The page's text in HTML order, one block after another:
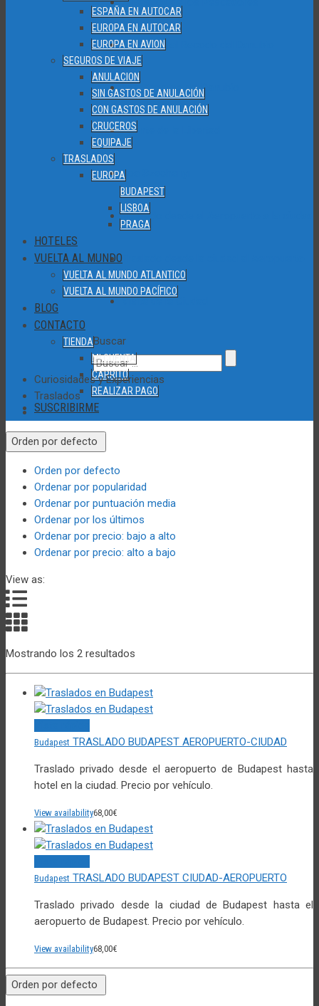
ESPAÑA EN AUTOCAR
EUROPA EN AUTOCAR
EUROPA EN AVION
SEGUROS DE VIAJE
ANULACION
SIN GASTOS DE ANULACIÓN
CON GASTOS DE ANULACIÓN
CRUCEROS
EQUIPAJE
TRASLADOS
EUROPA
BUDAPEST
LISBOA
PRAGA
HOTELES
VUELTA AL MUNDO
VUELTA AL MUNDO ATLANTICO
VUELTA AL MUNDO PACÍFICO
BLOG
CONTACTO
TIENDA
MI CUENTA
CARRITO
REALIZAR PAGO
SUSCRIBIRME
Excursion al Recodo del Danubio
Los Zapatos del Danubio
Puente de la Libertad
Spa Szechenyi
Traslado desde el Aeropuerto a la ciudad
Visita de la Ciudad
Buscar
Curiosidades y Experiencias
Traslados
Orden por defecto
Orden por defecto
Ordenar por popularidad
Ordenar por puntuación media
Ordenar por los últimos
Ordenar por precio: bajo a alto
Ordenar por precio: alto a bajo
View as:
Mostrando los 2 resultados
Budapest TRASLADO BUDAPEST AEROPUERTO-CIUDAD
Traslado privado desde el aeropuerto de Budapest hasta
hotel en la ciudad. Precio por vehículo.
View availability68,00€
Budapest TRASLADO BUDAPEST CIUDAD-AEROPUERTO
Traslado privado desde la ciudad de Budapest hasta el
aeropuerto de Budapest. Precio por vehículo.
View availability68,00€
Orden por defecto